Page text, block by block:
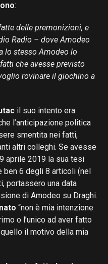
:
delle premonizioni, e
Radio – dove Amodeo
lo stesso Amodeo lo
che avesse previsto
rovinare il giochino a
il suo intento era
l’anticipazione politica
smentita nei fatti,
altri colleghi. Se avesse
aprile 2019 la sua tesi
6 degli 8 articoli (nel
portassero una data
di Amodeo su Draghi.
“non è mia intenzione
o l’unico ad aver fatto
il motivo della mia